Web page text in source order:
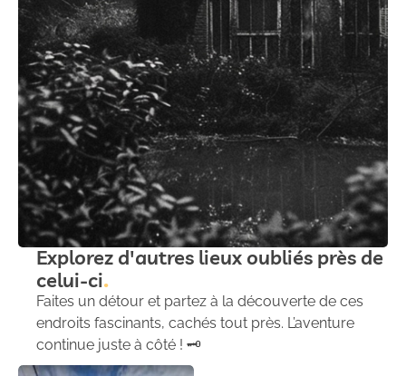
Explorez d'autres lieux oubliés près de
celui-ci
Faites un détour et partez à la découverte de ces
endroits fascinants, cachés tout près. L’aventure
continue juste à côté ! 🗝️